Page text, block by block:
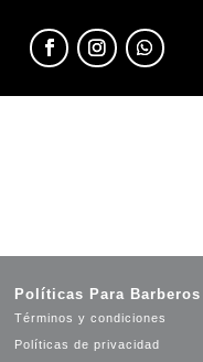
Políticas Para Barberos
Términos y condiciones
Políticas de privacidad